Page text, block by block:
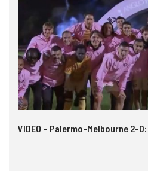
VIDEO – Palermo-Melbourne 2-